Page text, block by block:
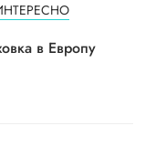
в Европу